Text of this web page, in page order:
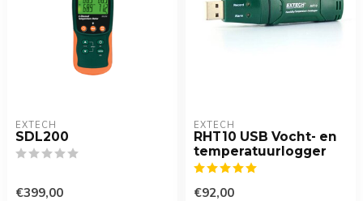
EXTECH
SDL200
€399,00
EXTECH
RHT10 USB Vocht- en
temperatuurlogger
€92,00